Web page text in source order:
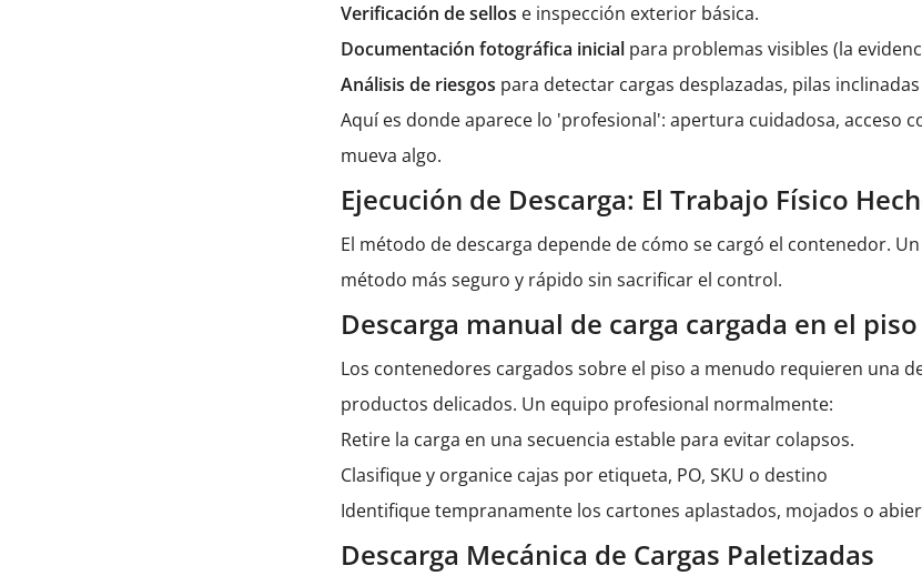
Verificación de sellos e inspección exterior básica.
Documentación fotográfica inicial para problemas visibles (la
Análisis de riesgos para detectar cargas desplazadas, pilas
Aquí es donde aparece lo 'profesional': apertura cuidadosa, acceso
mueva algo.
Ejecución de Descarga: El Trabajo Físico
El método de descarga depende de cómo se cargó el contenedor.
método más seguro y rápido sin sacrificar el control.
Descarga manual de carga cargada en el piso
Los contenedores cargados sobre el piso a menudo requieren una
productos delicados. Un equipo profesional normalmente:
Retire la carga en una secuencia estable para evitar colapsos.
Clasifique y organice cajas por etiqueta, PO, SKU o destino
Identifique tempranamente los cartones aplastados, mojados o
Descarga Mecánica de Cargas Paletizadas